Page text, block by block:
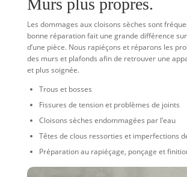
Murs plus propres.
Les dommages aux cloisons sèches sont
bonne réparation fait une grande différence sur
d’une pièce. Nous rapiéçons et réparons les
des murs et plafonds afin de retrouver une
et plus soignée.
Trous et bosses
Fissures de tension et problèmes de joints
Cloisons sèches endommagées par l’eau
Têtes de clous ressorties et imperfections
Préparation au rapiéçage, ponçage et